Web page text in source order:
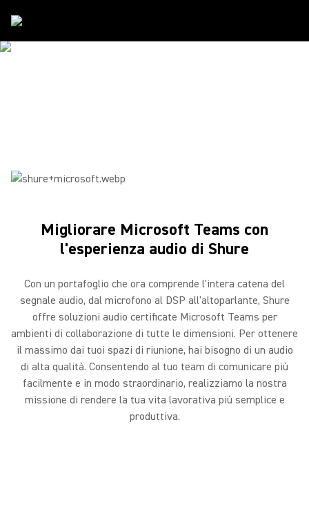
Migliorare Microsoft Teams con
l'esperienza audio di Shure
Con un portafoglio che ora comprende l'intera catena del
segnale audio, dal microfono al DSP all'altoparlante, Shure
offre soluzioni audio certificate Microsoft Teams per
ambienti di collaborazione di tutte le dimensioni. Per ottenere
il massimo dai tuoi spazi di riunione, hai bisogno di un audio
di alta qualità. Consentendo al tuo team di comunicare più
facilmente e in modo straordinario, realizziamo la nostra
missione di rendere la tua vita lavorativa più semplice e
produttiva.